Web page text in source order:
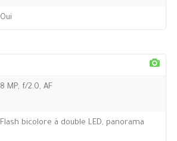
Oui
8 MP, f/2.0, AF
Flash bicolore à double LED, panorama